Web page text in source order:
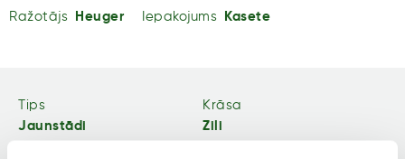
Ražotājs Heuger Iepakojums Kasete
Tips
Jaunstādi
Krāsa
Zili